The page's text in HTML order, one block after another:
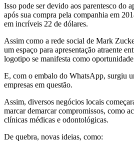
Isso pode ser devido aos parentesco do
após sua compra pela companhia em
em incríveis 22 de dólares.
Assim como a rede social de Mark
um espaço para apresentação atraente
logotipo se manifesta como oportunidade
E, com o embalo do WhatsApp, surgiu
empresas em questão.
Assim, diversos negócios locais
marcar demarcar compromissos, como
clínicas médicas e odontológicas.
De quebra, novas ideias, como: